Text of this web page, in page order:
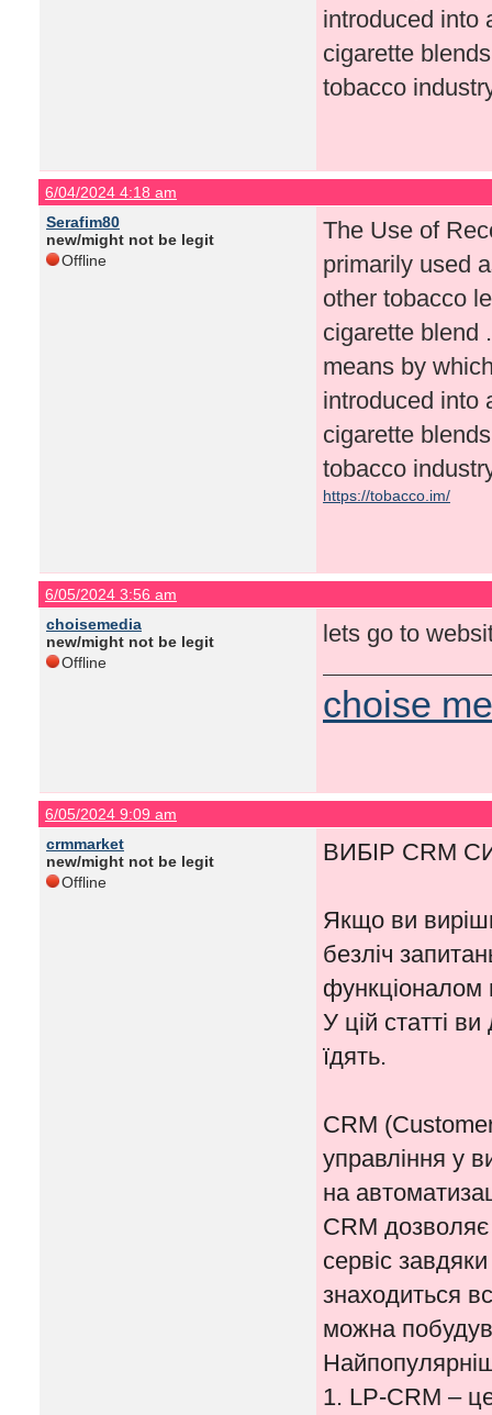
introduced into
cigarette
tobacco
6/04/2024 4:18 am
Serafim80
new/might not be legit
Offline
The Use of
primarily used
other tobacco
cigarette blend
means by
introduced into
cigarette
tobacco
https://tobacco.im/
6/05/2024 3:56 am
choisemedia
new/might not be legit
Offline
lets go to
choise
6/05/2024 9:09 am
crmmarket
new/might not be legit
Offline
ВИБІР CRM
Якщо ви
безліч
функціоналом
У цій статті
їдять.
CRM
управління у
на
CRM дозволяє
сервіс
знаходиться
можна
1. LP-CRM –